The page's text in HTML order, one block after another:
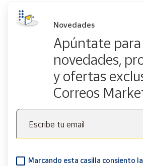
Novedades
Apúntate
novedades,
y ofertas
Correos
Escribe tu email
Marcando esta casilla consiento